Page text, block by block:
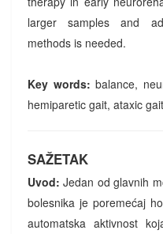
larger samples and
methods is needed.
Key words:balance,
hemiparetic gait, ataxic gait
SAŽETAK
Uvod:Jedan od glavnih
bolesnika je poremećaj
automatska aktivnost